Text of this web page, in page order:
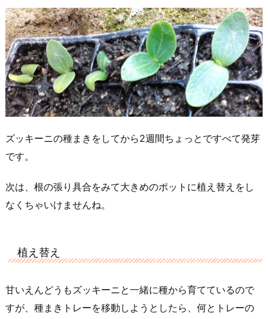
ズッキーニの種まきをしてから2週間ちょっとですべて発芽
です。
次は、根の張り具合をみて大きめのポットに植え替えをし
なくちゃいけませんね。
植え替え
甘いえんどうもズッキーニと一緒に種から育てているので
すが、種まきトレーを移動しようとしたら、何とトレーの